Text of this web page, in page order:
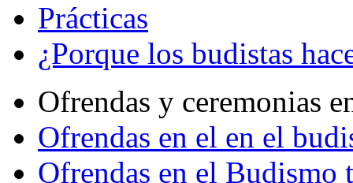
Prácticas
¿Porque los budistas
Ofrendas y ceremonias
Ofrendas en el en el
Ofrendas en el Budismo